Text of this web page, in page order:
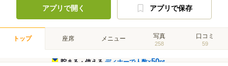
アプリで開く アプリで保存
トップ 座席 メニュー 写真
258
口コミ
59
貯まる・使えるディナーで人数×50pt